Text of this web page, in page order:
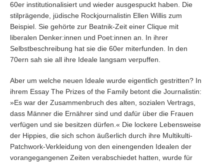
60er institutionalisiert und wieder ausgespuckt haben. Die
stilprägende, jüdische Rockjournalistin Ellen Willis zum
Beispiel. Sie gehörte zur Beatnik-Zeit einer Clique mit
liberalen Denker:innen und Poet:innen an. In ihrer
Selbstbeschreibung hat sie die 60er miterfunden. In den
70ern sah sie all ihre Ideale langsam verpuffen.
Aber um welche neuen Ideale wurde eigentlich gestritten? In
ihrem Essay The Prizes of the Family betont die Journalistin:
»Es war der Zusammenbruch des alten, sozialen Vertrags,
dass Männer die Ernährer sind und dafür über die Frauen
verfügen und sie besitzen dürfen.« Die lockere Lebensweise
der Hippies, die sich schon äußerlich durch ihre Multikulti-
Patchwork-Verkleidung von den einengenden Idealen der
vorangegangenen Zeiten verabschiedet hatten, wurde für